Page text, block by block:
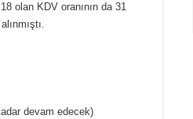
olan KDV oranının da 31
devam edecek)